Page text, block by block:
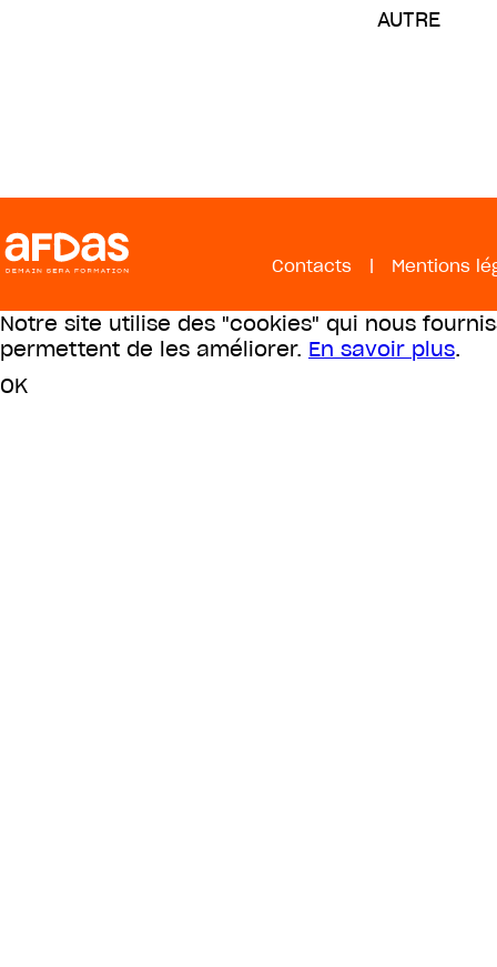
AUTRE
Contacts | Mentions
Notre site utilise des "cookies" qui nous
permettent de les améliorer. En savoir plus.
OK